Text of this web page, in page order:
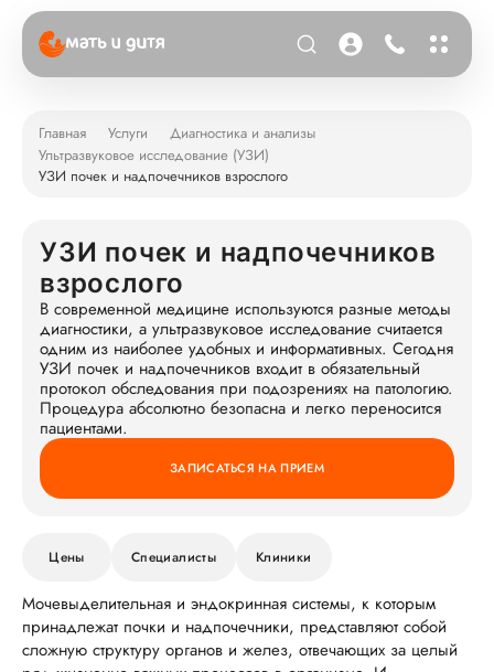
Главная Услуги
Диагностика и анализы
Ультразвуковое исследование (УЗИ)
УЗИ почек и надпочечников взрослого
УЗИ почек и надпочечников
взрослого
В современной медицине используются разные методы
диагностики, а ультразвуковое исследование считается
одним из наиболее удобных и информативных. Сегодня
УЗИ почек и надпочечников входит в обязательный
протокол обследования при подозрениях на патологию.
Процедура абсолютно безопасна и легко переносится
пациентами.
ЗАПИСАТЬСЯ НА ПРИЕМ
Цены Специалисты Клиники
Мочевыделительная и эндокринная системы, к которым
принадлежат почки и надпочечники, представляют собой
сложную структуру органов и желез, отвечающих за целый